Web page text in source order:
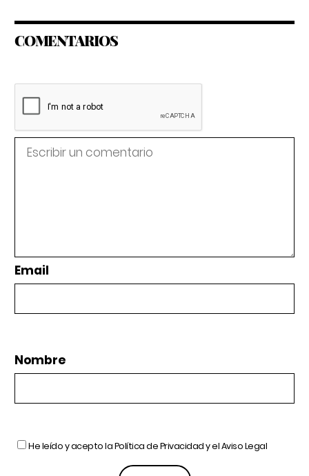
COMENTARIOS
Email
Nombre
He leído y acepto laPolítica de Privacidady elAviso Legal